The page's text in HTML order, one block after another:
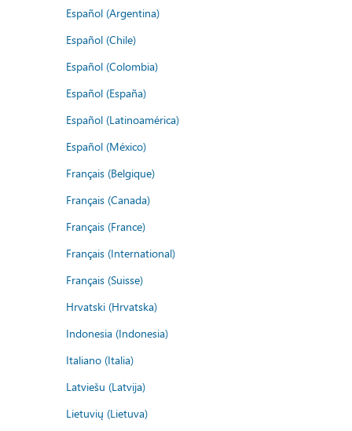
Español (Argentina)
Español (Chile)
Español (Colombia)
Español (España)
Español (Latinoamérica)
Español (México)
Français (Belgique)
Français (Canada)
Français (France)
Français (International)
Français (Suisse)
Hrvatski (Hrvatska)
Indonesia (Indonesia)
Italiano (Italia)
Latviešu (Latvija)
Lietuvių (Lietuva)